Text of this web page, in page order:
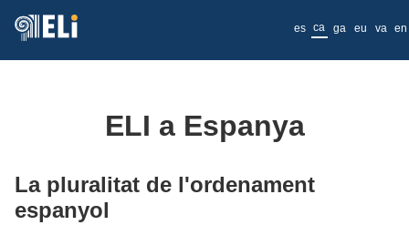
es ca ga eu va en
ELI a Espanya
La pluralitat de l'ordenament
espanyol